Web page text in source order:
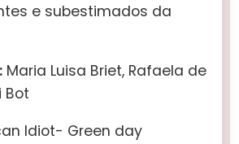
e subestimados da
Maria Luisa Briet, Rafaela de
Bot
Idiot- Green day